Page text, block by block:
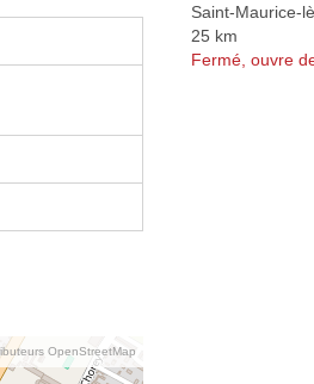
OpenStreetMap
Saint-Maurice-
25 km
Fermé, ouvre